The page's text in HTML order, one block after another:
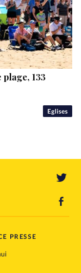
Eglises
133
PRESSE